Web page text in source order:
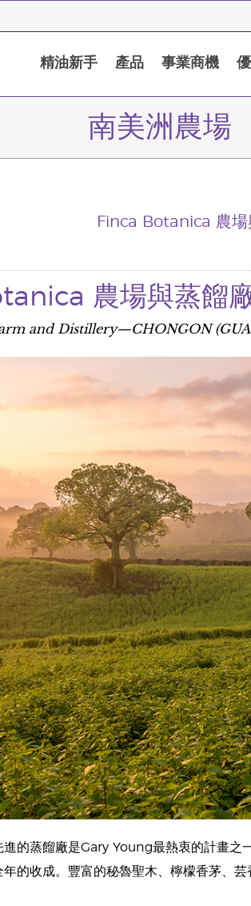
精油新手 產品 事業商機
南美洲農場
Finca Botanica 農場
農場與蒸餾
and Distillery—CHONGON
進的蒸餾廠是Gary Young最熱衷的計畫
的收成。豐富的秘魯聖木、檸檬香茅、